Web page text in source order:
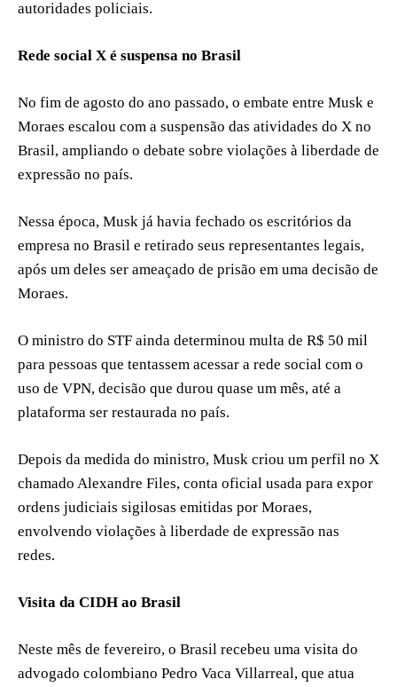
autoridades policiais.
Rede social X é suspensa no Brasil
No fim de agosto do ano passado, o embate entre Musk e
Moraes escalou com a suspensão das atividades do X no
Brasil, ampliando o debate sobre violações à liberdade de
expressão no país.
Nessa época, Musk já havia fechado os escritórios da
empresa no Brasil e retirado seus representantes legais,
após um deles ser ameaçado de prisão em uma decisão de
Moraes.
O ministro do STF ainda determinou multa de R$ 50 mil
para pessoas que tentassem acessar a rede social com o
uso de VPN, decisão que durou quase um mês, até a
plataforma ser restaurada no país.
Depois da medida do ministro, Musk criou um perfil no X
chamado Alexandre Files, conta oficial usada para expor
ordens judiciais sigilosas emitidas por Moraes,
envolvendo violações à liberdade de expressão nas
redes.
Visita da CIDH ao Brasil
Neste mês de fevereiro, o Brasil recebeu uma visita do
advogado colombiano Pedro Vaca Villarreal, que atua